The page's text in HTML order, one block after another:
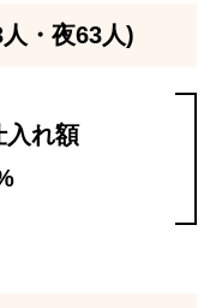
・夜63人)
入れ額